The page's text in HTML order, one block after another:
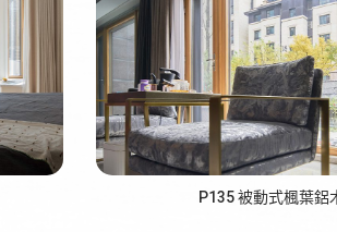
P135 被動式楓葉鋁